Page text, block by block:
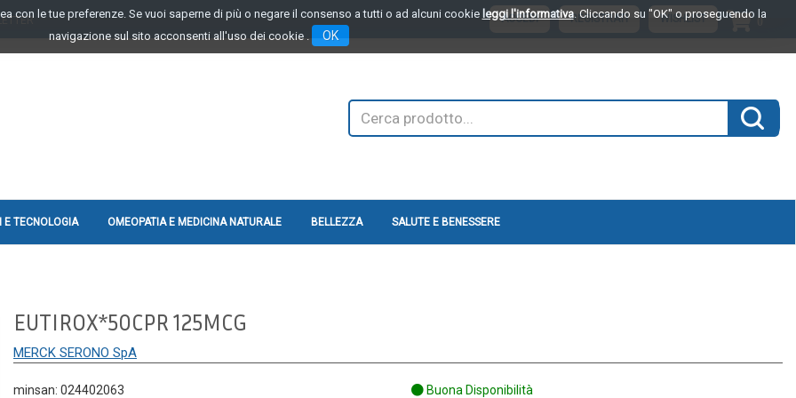
con le tue preferenze. Se vuoi saperne di più o negare il consenso a tutti o ad alcuni cookie leggi l'informativa. Cliccando su "OK" o proseguendo la
navigazione sul sito acconsenti all'uso dei cookie .
OK
ACCEDI REGISTRATI WISHLIST 0
Cerca
Prodotto
E TECNOLOGIA OMEOPATIA E MEDICINA NATURALE BELLEZZA SALUTE E BENESSERE
EUTIROX*50CPR 125MCG
MERCK SERONO SpA
minsan: 024402063
Buona Disponibilità